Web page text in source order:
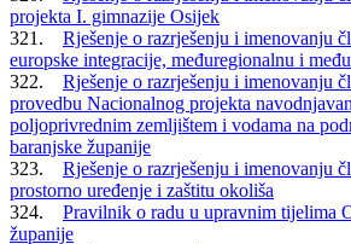
projekta I. gimnazije Osijek
321. Rješenje o razrješenju i imenovanju
europske integracije, međuregionalnu i
322. Rješenje o razrješenju i imenovanju
provedbu Nacionalnog projekta
poljoprivrednim zemljištem i vodama na
baranjske županije
323. Rješenje o razrješenju i imenovanju
prostorno uređenje i zaštitu okoliša
324. Pravilnik o radu u upravnim tijelima
županije